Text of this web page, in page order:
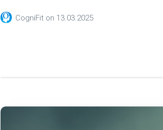
CogniFit on 13.03.2025